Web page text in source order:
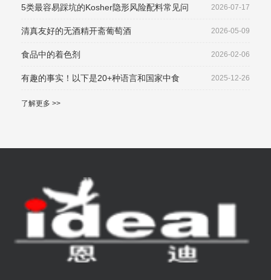
5类最容易踩坑的Kosher隐形风险配料常见问 2026-07-17
清真友好的无酒精开斋葡萄酒 2026-05-09
食品中的着色剂 2026-02-06
有趣的事实！以下是20+种语言和国家中食 2025-12-26
了解更多 >>